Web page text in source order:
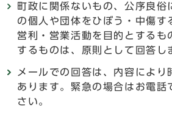
町政に関係ないもの、公序良俗
の個人や団体をひぼう・中傷す
営利・営業活動を目的とするも
するものは、原則として回答し
メールでの回答は、内容により
あります。緊急の場合はお電話
さい。